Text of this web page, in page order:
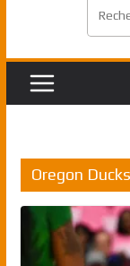
Oregon Ducks